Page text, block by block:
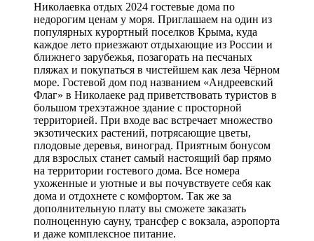
Николаевка отдых 2024 гостевые дома по
недорогим ценам у моря. Приглашаем на один из
популярных курортный поселков Крыма, куда
каждое лето приезжают отдыхающие из России и
ближнего зарубежья, позагорать на песчаных
пляжах и покупаться в чистейшем как леза Чёрном
море. Гостевой дом под названием «Андреевский
Флаг» в Николаеке рад приветствовать туристов в
большом трехэтажное здание с просторной
территорией. При входе вас встречает множество
экзотических растений, потрясающие цветы,
плодовые деревья, виноград. Приятным бонусом
для взрослых станет самый настоящий бар прямо
на территории гостевого дома. Все номера
ухоженные и уютные и вы почувствуете себя как
дома и отдохнете с комфортом. Так же за
дополнительную плату вы сможете заказать
полноценную сауну, трансфер с вокзала, аэропорта
и даже комплексное питание.